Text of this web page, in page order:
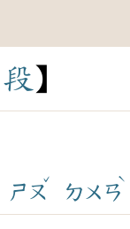
段
ㄕㄡ
ˇ
ㄉㄨㄢ
ˋ